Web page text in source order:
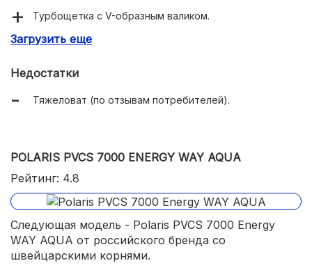
Турбощетка с V-образным валиком.
Три режима работы.
Загрузить еще
Недостатки
Тяжеловат (по отзывам потребителей).
POLARIS PVCS 7000 ENERGY WAY AQUA
Рейтинг: 4.8
Следующая модель - Polaris PVCS 7000 Energy
WAY AQUA от российского бренда со
швейцарскими корнями.